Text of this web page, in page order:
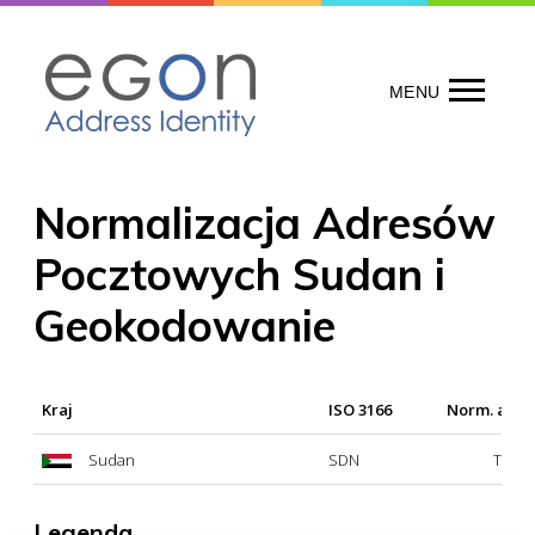
content
MENU
Normalizacja Adresów
Pocztowych Sudan i
Geokodowanie
Kraj ISO 3166 Norm.
Sudan SDN Tak